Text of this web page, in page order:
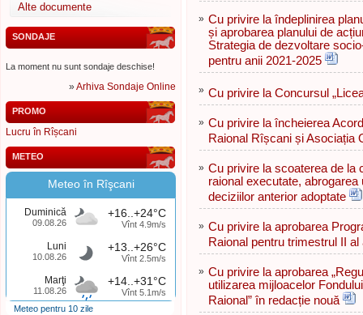
Alte documente
SONDAJE
La moment nu sunt sondaje deschise!
»Arhiva Sondaje Online
PROMO
Lucru în Rîșcani
METEO
Meteo în Rîşcani
Duminică
09.08.26
+16..+24°C
Vînt 4.9m/s
Luni
10.08.26
+13..+26°C
Vînt 2.5m/s
Marţi
11.08.26
+14..+31°C
Vînt 5.1m/s
Meteo pentru 10 zile
» Cu privire la îndeplinirea
și aprobarea planului de
Strategia de dezvoltare
pentru anii 2021-2025
» Cu privire la Concursul
» Cu privire la încheierea
Raional Rîșcani și Asociația
» Cu privire la scoaterea de la
raional executate,
deciziilor anterior adoptate
» Cu privire la aprobarea
Raional pentru trimestrul II al
» Cu privire la aprobarea
utilizarea mijloacelor
Raional” în redacție nouă